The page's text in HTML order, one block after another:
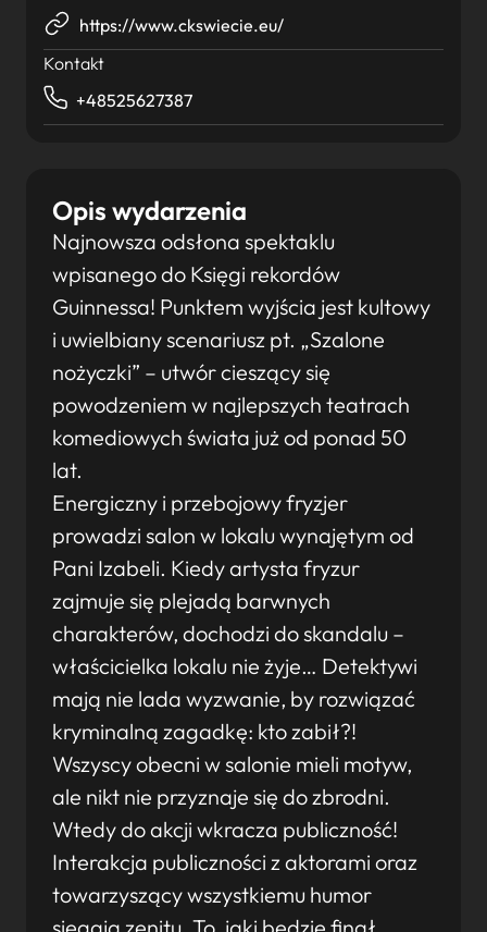
Opis wydarzenia
Najnowsza odsłona spektaklu
wpisanego do Księgi rekordów
Guinnessa! Punktem wyjścia jest kultowy
i uwielbiany scenariusz pt. „Szalone
nożyczki” – utwór cieszący się
powodzeniem w najlepszych teatrach
komediowych świata już od ponad 50
lat.
Energiczny i przebojowy fryzjer
prowadzi salon w lokalu wynajętym od
Pani Izabeli. Kiedy artysta fryzur
zajmuje się plejadą barwnych
charakterów, dochodzi do skandalu –
właścicielka lokalu nie żyje… Detektywi
mają nie lada wyzwanie, by rozwiązać
kryminalną zagadkę: kto zabił?!
Wszyscy obecni w salonie mieli motyw,
ale nikt nie przyznaje się do zbrodni.
Wtedy do akcji wkracza publiczność!
Interakcja publiczności z aktorami oraz
towarzyszący wszystkiemu humor
https://www.ckswiecie.eu/
Kontakt
+48525627387